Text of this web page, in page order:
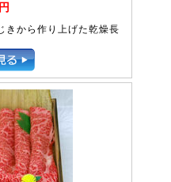
きから作り上げた乾燥長